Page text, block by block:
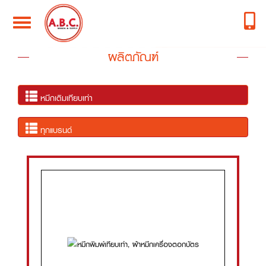
Toggle
navigation
ผลิตภัณฑ์
หมึกเติมเทียบเท่า
ทุกแบรนด์